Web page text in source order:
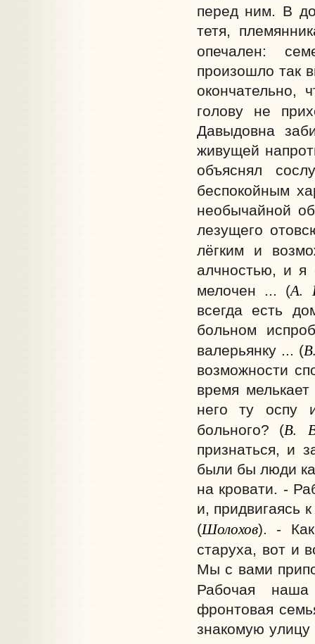
перед ним. В
тетя,
опечален:
произошло так
голову не
Давыдовна
живущей
объяснял
беспокойным
необычайной
лезущего
лёгким и
алчностью, и
мелочен ... (А.
всегда есть
больном
валерьянку ... (
возможности
время
него ту оспу
больного? (В.
признаться, и
были бы люди
на кровати. -
и, придвигаясь
(Шолохов). -
старуха, вот и
Мы с вами
Рабочая
фронтовая
знакомую